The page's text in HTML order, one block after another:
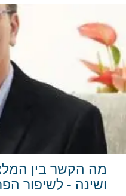
מה הקשר בין
ושינה - לשיפור